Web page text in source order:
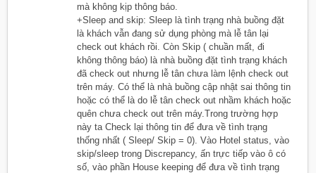
mà không kịp thông báo.
+Sleep and skip: Sleep là tình trạng nhà buồng đặt
là khách vẫn đang sử dụng phòng mà lễ tân lại
check out khách rồi. Còn Skip ( chuần mất, đi
không thông báo) là nhà buồng đặt tình trạng khách
đã check out nhưng lễ tân chưa làm lệnh check out
trên máy. Có thể là nhà buồng cập nhật sai thông tin
hoặc có thể là do lễ tân check out nhầm khách hoặc
quên chưa check out trên máy.Trong trường hợp
này ta Check lại thông tin để đưa về tình trạng
thống nhất ( Sleep/ Skip = 0). Vào Hotel status, vào
skip/sleep trong Discrepancy, ấn trực tiếp vào ô có
số, vào phần House keeping để đưa về tình trạng